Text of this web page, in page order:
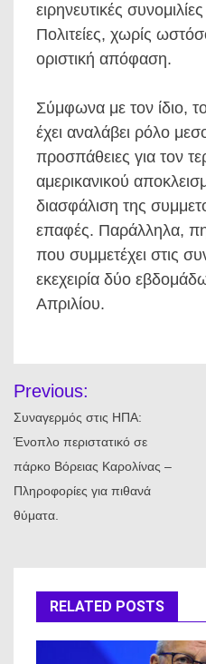
ειρηνευτικές
Πολιτείες, χωρίς
οριστική απόφαση.
Σύμφωνα με τον ίδιο,
έχει αναλάβει ρόλο
προσπάθειες για τον
αμερικανικού
διασφάλιση της
επαφές. Παράλληλα,
που συμμετέχει στις
εκεχειρία δύο
Απριλίου.
άρθρων
Previous:
Συναγερμός στις ΗΠΑ:
Ένοπλο περιστατικό σε
πάρκο Βόρειας Καρολίνας –
Πληροφορίες για πιθανά
θύματα.
RELATED POSTS